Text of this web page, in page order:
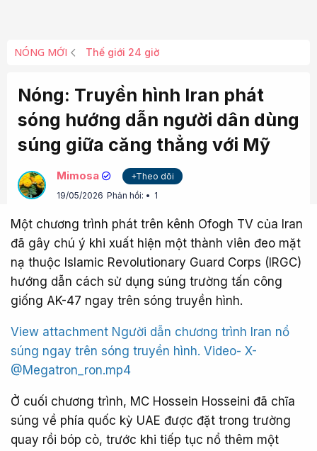
NÓNG MỚI Thế giới 24 giờ
Nóng: Truyền hình Iran phát
sóng hướng dẫn người dân dùng
súng giữa căng thẳng với Mỹ
Mimosa
+Theo dõi
19/05/2026 Phản hồi: 1
Một chương trình phát trên kênh Ofogh TV của Iran
đã gây chú ý khi xuất hiện một thành viên đeo mặt
nạ thuộc Islamic Revolutionary Guard Corps (IRGC)
hướng dẫn cách sử dụng súng trường tấn công
giống AK-47 ngay trên sóng truyền hình.
View attachment Người dẫn chương trình Iran nổ
súng ngay trên sóng truyền hình. Video- X-
@Megatron_ron.mp4
Ở cuối chương trình, MC Hossein Hosseini đã chĩa
súng về phía quốc kỳ UAE được đặt trong trường
quay rồi bóp cò, trước khi tiếp tục nổ thêm một